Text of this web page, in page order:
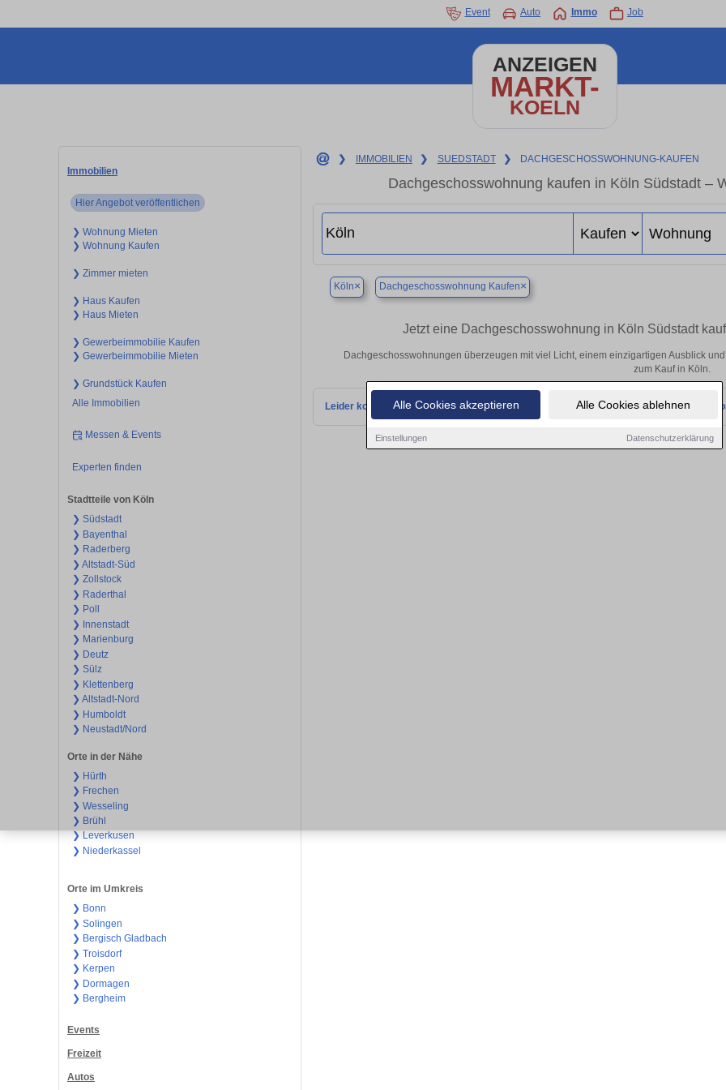
Alle Cookies akzeptieren Alle Cookies ablehnen
Einstellungen Datenschutzerklärung
Event Auto Immo Job
ANZEIGEN
MARKT-
KOELN
Immobilien
Hier Angebot veröffentlichen
❯ Wohnung Mieten
❯ Wohnung Kaufen
❯ Zimmer mieten
❯ Haus Kaufen
❯ Haus Mieten
❯ Gewerbeimmobilie Kaufen
❯ Gewerbeimmobilie Mieten
❯ Grundstück Kaufen
Alle Immobilien
Messen & Events
Experten finden
Stadtteile von Köln
❯ Südstadt
❯ Bayenthal
❯ Raderberg
❯ Altstadt-Süd
❯ Zollstock
❯ Raderthal
❯ Poll
❯ Innenstadt
❯ Marienburg
❯ Deutz
❯ Sülz
❯ Klettenberg
❯ Altstadt-Nord
❯ Humboldt
❯ Neustadt/Nord
Orte in der Nähe
❯ Hürth
❯ Frechen
❯ Wesseling
❯ Brühl
❯ Leverkusen
❯ Niederkassel
Orte im Umkreis
❯ Bonn
❯ Solingen
❯ Bergisch Gladbach
❯ Troisdorf
❯ Kerpen
❯ Dormagen
❯ Bergheim
Events
Freizeit
Autos
❯ IMMOBILIEN ❯ SUEDSTADT ❯ DACHGESCHOSSWOHNUNG-KAUFEN
Dachgeschosswohnung kaufen in Köln Südstadt –
Köln× Dachgeschosswohnung Kaufen×
Jetzt eine Dachgeschosswohnung in Köln Südstadt
Dachgeschosswohnungen überzeugen mit viel Licht, einem einzigartigen Ausblick
zum Kauf in Köln.
Leider konnten wir derzeit keine passenden Objekte finden. Schauen Sie bald wieder